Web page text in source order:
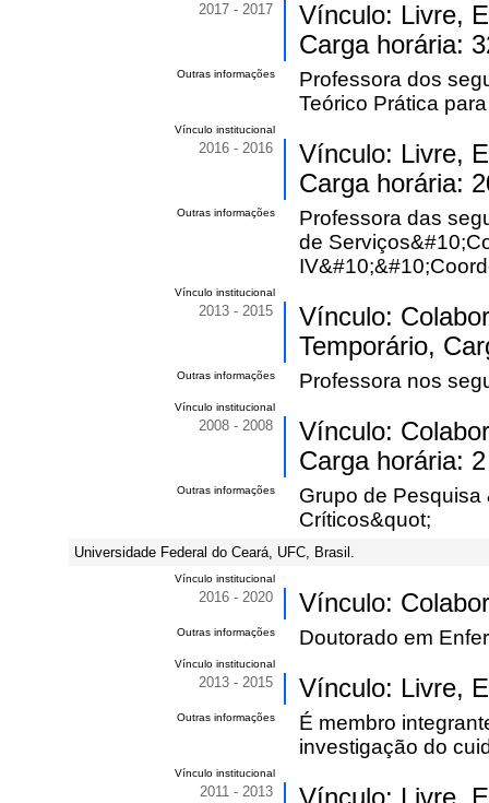
2017 - 2017
Vínculo: Livre,
Carga horária:
Outras informações
Professora dos
Teórico Prática
Vínculo institucional
2016 - 2016
Vínculo: Livre,
Carga horária:
Outras informações
Professora das
de
Vínculo institucional
2013 - 2015
Vínculo:
Temporário,
Outras informações Professora nos
Vínculo institucional
2008 - 2008
Vínculo:
Carga horária: 2
Outras informações
Grupo de
Críticos&quot;
Universidade Federal do Ceará, UFC, Brasil.
Vínculo institucional
2016 - 2020 Vínculo:
Outras informações Doutorado em
Vínculo institucional
2013 - 2015 Vínculo: Livre,
Outras informações
É membro
investigação do
Vínculo institucional
2011 - 2013